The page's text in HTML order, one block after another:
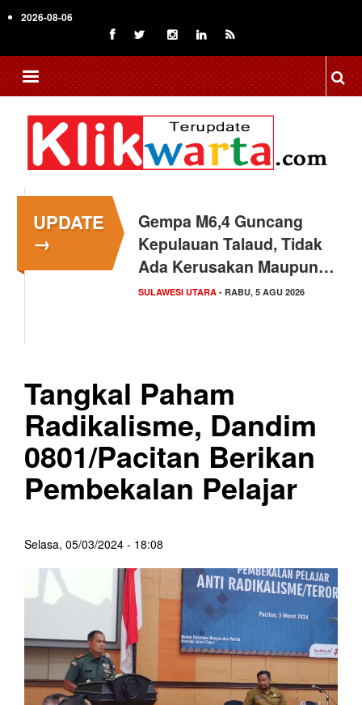
to
content
2026-08-06
UPDATE
→
Gempa M6,4 Guncang
Kepulauan Talaud, Tidak
Ada Kerusakan Maupun…
SULAWESI UTARA - RABU, 5 AGU 2026
Tangkal Paham
Radikalisme, Dandim
0801/Pacitan Berikan
Pembekalan Pelajar
Selasa, 05/03/2024 - 18:08